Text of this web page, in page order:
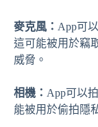
麥克風： App可
這可能被用於竊
威脅。
相機： App可以
能被用於偷拍隱